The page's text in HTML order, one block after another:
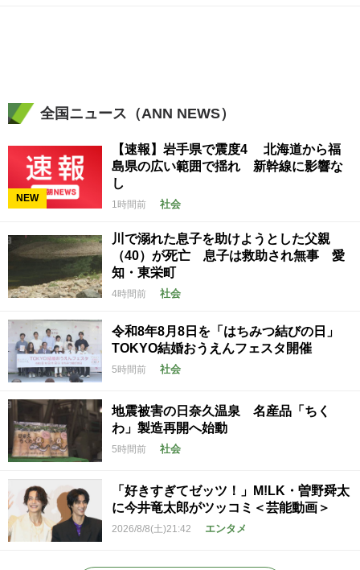
全国ニュース（ANN NEWS）
NEW
【速報】岩手県で震度4 北海道から福
島県の広い範囲で揺れ 新幹線に影響な
し
1時間前 社会
川で溺れた息子を助けようとした父親
（40）が死亡 息子は救助され無事 愛
知・東栄町
4時間前 社会
令和8年8月8日を「はちみつ結びの日」
TOKYO結婚おうえんフェスタ開催
5時間前 社会
地震被害の日奈久温泉 名産品「ちく
わ」製造再開へ始動
5時間前 社会
「好きすぎてゼッツ！」M!LK・曽野舜太
に今井竜太郎がツッコミ＜芸能動画＞
2026/8/8(土)21:42 エンタメ